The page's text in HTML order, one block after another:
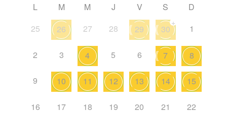
L M M J V S
D
25
26 27 28 29 30
+
1
2 3 4 5 6 7 8
9 10 11 12 13 14 15
16 17 18 19 20 21 22